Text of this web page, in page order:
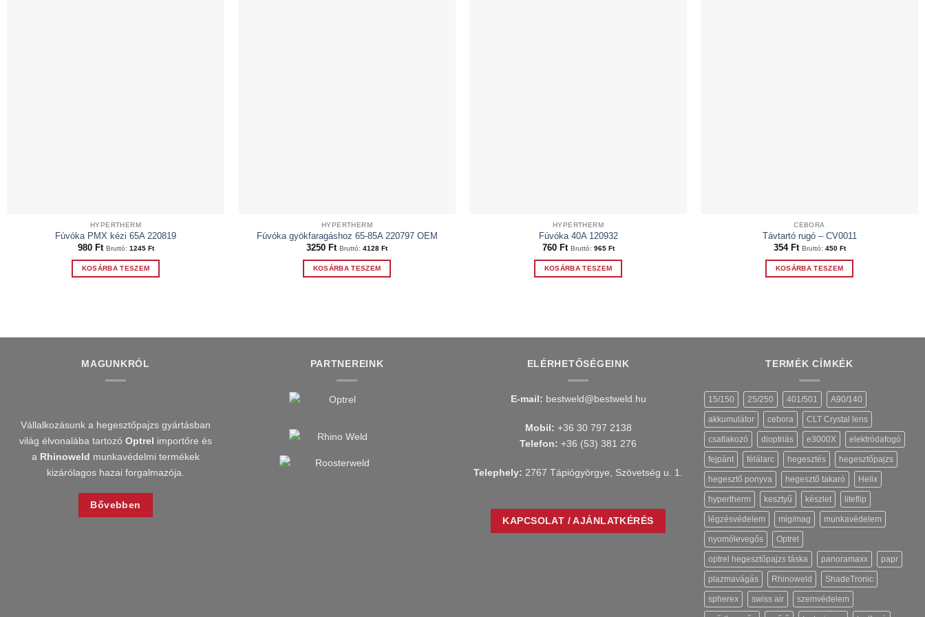
HYPERTHERM
Fúvóka PMX kézi 65A 220819
980 Ft Bruttó: 1245 Ft
KOSÁRBA TESZEM
HYPERTHERM
Fúvóka gyökfaragáshoz 65-85A 220797 OEM
3250 Ft Bruttó: 4128 Ft
KOSÁRBA TESZEM
HYPERTHERM
Fúvóka 40A 120932
760 Ft Bruttó: 965 Ft
KOSÁRBA TESZEM
CEBORA
Távtartó rugó – CV0011
354 Ft Bruttó: 450 Ft
KOSÁRBA TESZEM
MAGUNKRÓL
Vállalkozásunk a hegesztőpajzs gyártásban
világ élvonalába tartozó Optrel importőre és
a Rhinoweld munkavédelmi termékek
kizárólagos hazai forgalmazója.
Bővebben
PARTNEREINK ELÉRHETŐSÉGEINK
E-mail: bestweld@bestweld.hu
Mobil: +36 30 797 2138
Telefon: +36 (53) 381 276
Telephely: 2767 Tápiógyörgye, Szövetség u. 1.
KAPCSOLAT / AJÁNLATKÉRÉS
TERMÉK CÍMKÉK
15/150 25/250 401/501 A90/140
akkumulátor cebora CLT Crystal lens
csatlakozó dioptriás e3000X elektródafogó
fejpánt félálarc hegesztés hegesztőpajzs
hegesztő ponyva hegesztő takaró Helix
hypertherm kesztyű készlet liteflip
légzésvédelem mig/mag munkavédelem
nyomólevegős Optrel
optrel hegesztőpajzs táska panoramaxx papr
plazmavágás Rhinoweld ShadeTronic
spherex swiss air szemvédelem